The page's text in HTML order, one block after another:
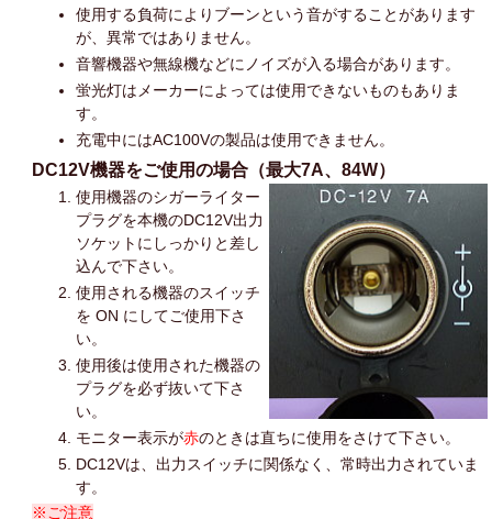
使用する負荷によりブーンという音がすることがあります
が、異常ではありません。
音響機器や無線機などにノイズが入る場合があります。
蛍光灯はメーカーによっては使用できないものもありま
す。
充電中にはAC100Vの製品は使用できません。
DC12V機器をご使用の場合（最大7A、84W）
使用機器のシガーライター
プラグを本機のDC12V出力
ソケットにしっかりと差し
込んで下さい。
使用される機器のスイッチ
を ON にしてご使用下さ
い。
使用後は使用された機器の
プラグを必ず抜いて下さ
い。
モニター表示が赤のときは直ちに使用をさけて下さい。
DC12Vは、出力スイッチに関係なく、常時出力されていま
す。
※ご注意